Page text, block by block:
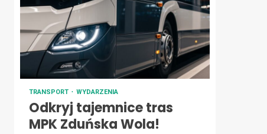
TRANSPORT WYDARZENIA
Odkryj tajemnice tras
MPK Zduńska Wola!